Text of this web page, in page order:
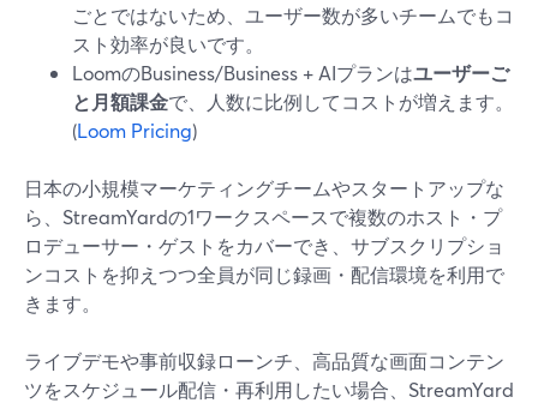
ごとではないため、ユーザー数が多いチームでもコ
スト効率が良いです。
LoomのBusiness/Business + AIプランはユーザーご
と月額課金で、人数に比例してコストが増えます。
(Loom Pricing)
日本の小規模マーケティングチームやスタートアップな
ら、StreamYardの1ワークスペースで複数のホスト・プ
ロデューサー・ゲストをカバーでき、サブスクリプショ
ンコストを抑えつつ全員が同じ録画・配信環境を利用で
きます。
ライブデモや事前収録ローンチ、高品質な画面コンテン
ツをスケジュール配信・再利用したい場合、StreamYard